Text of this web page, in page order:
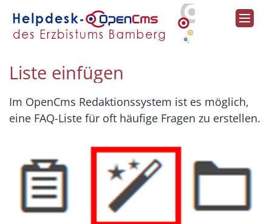
Zum Inhalt springen
Liste einfügen
Im OpenCms Redaktionssystem ist es möglich,
eine FAQ-Liste für oft häufige Fragen zu erstellen.